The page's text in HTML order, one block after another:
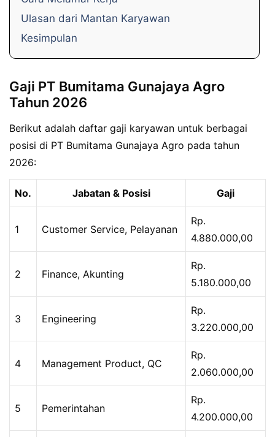
Ulasan dari Mantan Karyawan
Kesimpulan
Gaji PT Bumitama Gunajaya Agro
Tahun 2026
Berikut adalah daftar gaji karyawan untuk berbagai
posisi di PT Bumitama Gunajaya Agro pada tahun
2026:
No. Jabatan & Posisi Gaji
1 Customer Service, Pelayanan
Rp.
4.880.000,00
2 Finance, Akunting
Rp.
5.180.000,00
3 Engineering
Rp.
3.220.000,00
4 Management Product, QC
Rp.
2.060.000,00
5 Pemerintahan
Rp.
4.200.000,00